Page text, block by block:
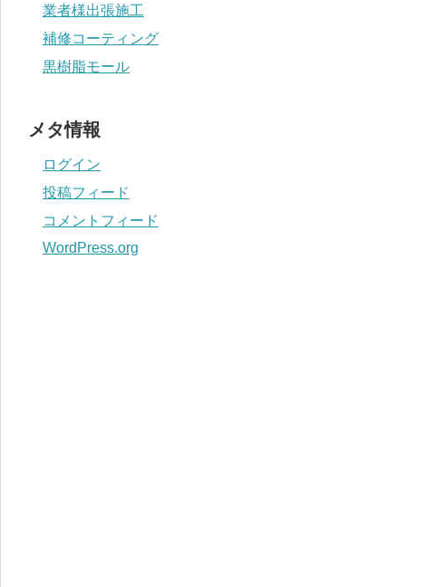
業者様出張施工
補修コーティング
黒樹脂モール
メタ情報
ログイン
投稿フィード
コメントフィード
WordPress.org